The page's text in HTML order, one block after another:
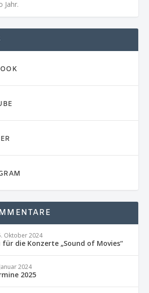
Jahr.
Oktober 2024
für die Konzerte „Sound of Movies“
2024
2025